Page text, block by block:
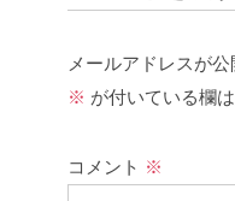
メールアドレスが公
※ が付いている欄
コメント ※